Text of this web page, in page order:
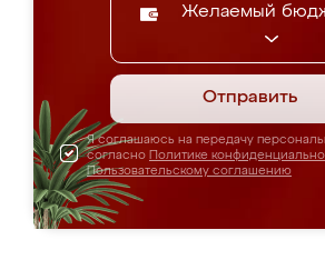
Желаемый
Отправить
Я соглашаюсь на передачу
согласно Политике
Пользовательскому соглашению